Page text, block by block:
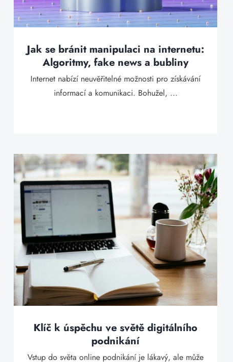
Jak se bránit manipulaci na internetu:
Algoritmy, fake news a bubliny
Internet nabízí neuvěřitelné možnosti pro získávání
informací a komunikaci. Bohužel, ...
Klíč k úspěchu ve světě digitálního
podnikání
Vstup do světa online podnikání je lákavý, ale může